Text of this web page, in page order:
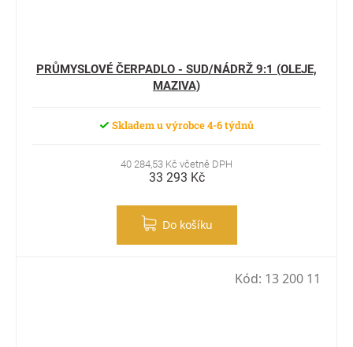
PRŮMYSLOVÉ ČERPADLO - SUD/NÁDRŽ 9:1 (OLEJE,
MAZIVA)
Skladem u výrobce 4-6 týdnů
40 284,53 Kč včetně DPH
33 293 Kč
Do košíku
Kód: 13 200 11